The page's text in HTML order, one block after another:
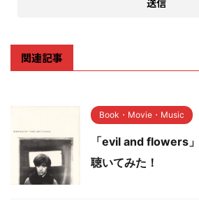
関連記事
Book・Movie・Music
「evil and flowers
聴いてみた！